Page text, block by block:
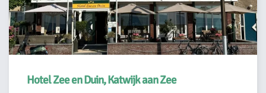
Hotel Zee en Duin, Katwijk aan Zee